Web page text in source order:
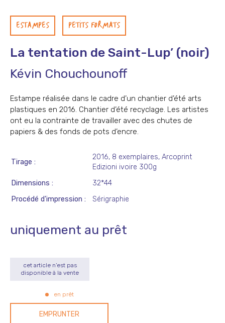
ESTAMPES PETITS FORMATS
La tentation de Saint-Lup’ (noir)
Kévin Chouchounoff
Estampe réalisée dans le cadre d’un chantier d’été arts
plastiques en 2016. Chantier d’été recyclage. Les artistes
ont eu la contrainte de travailler avec des chutes de
papiers & des fonds de pots d’encre.
Tirage
2016, 8 exemplaires, Arcoprint
Edizioni ivoire 300g
Dimensions
32*44
Procédé d'impression
Sérigraphie
uniquement au prêt
cet article n’est pas
disponible à la vente
en prêt
EMPRUNTER